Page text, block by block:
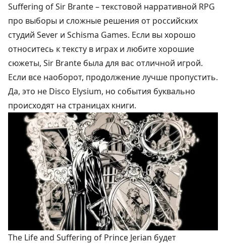
Suffering of Sir Brante – текстовой нарративной RPG
про выборы и сложные решения от российских
студий Sever и Schisma Games. Если вы хорошо
относитесь к тексту в играх и любите хорошие
сюжеты, Sir Brante была для вас отличной игрой.
Если все наоборот, продолжение лучше пропустить.
Да, это не Disco Elysium, но события буквально
происходят на страницах книги.
The Life and Suffering of Prince Jerian будет